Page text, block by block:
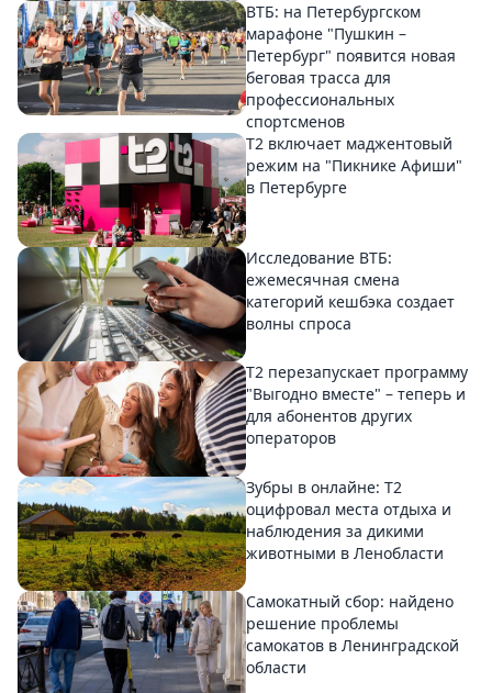
ВТБ: на Петербургском
марафоне "Пушкин –
Петербург" появится новая
беговая трасса для
профессиональных
спортсменов
Т2 включает маджентовый
режим на "Пикнике Афиши"
в Петербурге
Исследование ВТБ:
ежемесячная смена
категорий кешбэка создает
волны спроса
Т2 перезапускает программу
"Выгодно вместе" – теперь и
для абонентов других
операторов
Зубры в онлайне: Т2
оцифровал места отдыха и
наблюдения за дикими
животными в Ленобласти
Самокатный сбор: найдено
решение проблемы
самокатов в Ленинградской
области